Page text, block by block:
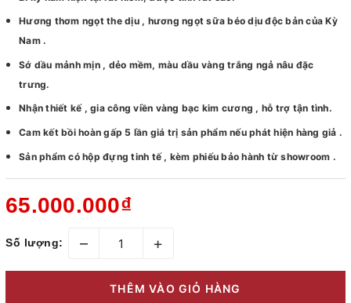
Hương thơm ngọt the dịu , hương ngọt sữa béo dịu độc bản của Kỳ
Nam .
Sớ dầu mảnh mịn , dẻo mềm, màu dầu vàng trắng ngả nâu đặc
trưng.
Nhận thiết kế , gia công viền vàng bạc kim cương , hỗ trợ tận tình.
Cam kết bồi hoàn gấp 5 lần giá trị sản phẩm nếu phát hiện hàng giả .
Sản phẩm có hộp đựng tinh tế , kèm phiếu bảo hành từ showroom .
65.000.000₫
Số lượng: – +
THÊM VÀO GIỎ HÀNG